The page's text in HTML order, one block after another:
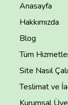
Anasayfa
Hakkımızda
Blog
Tüm
Site Nasıl
Teslimat ve